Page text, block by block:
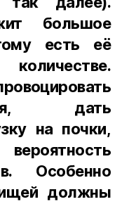
большое
есть её
дать
на почки,
Особенно
должны